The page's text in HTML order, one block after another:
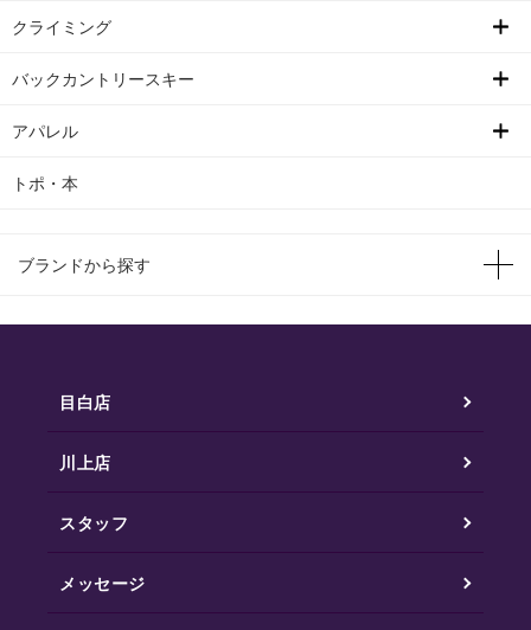
クライミング
バックカントリースキー
アパレル
トポ・本
ブランドから探す
目白店
川上店
スタッフ
メッセージ